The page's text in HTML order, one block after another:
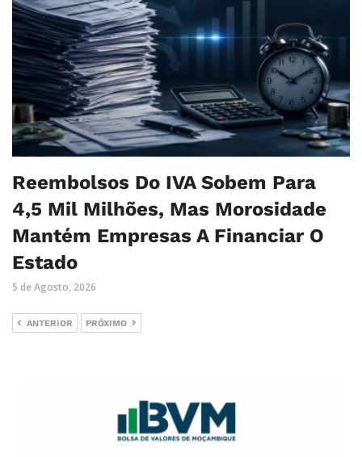
Reembolsos Do IVA Sobem Para
4,5 Mil Milhões, Mas Morosidade
Mantém Empresas A Financiar O
Estado
5 de Agosto, 2026
ANTERIOR PRÓXIMO